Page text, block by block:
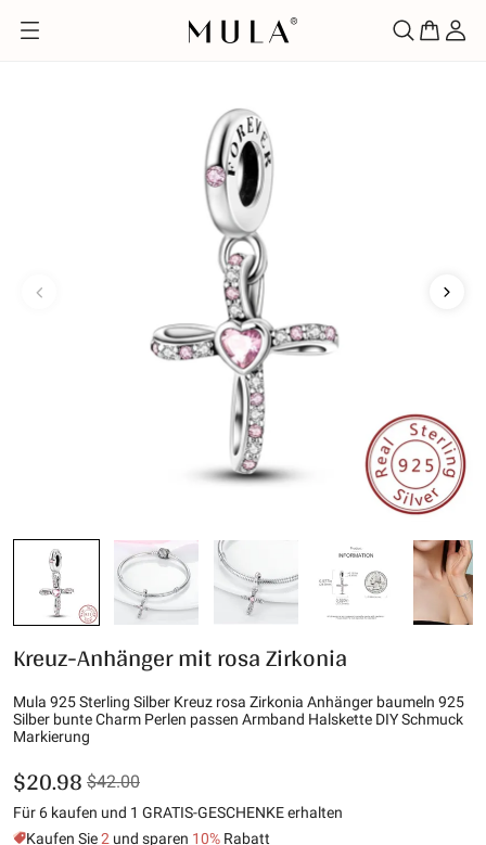
Kreuz-Anhänger mit rosa Zirkonia
Mula 925 Sterling Silber Kreuz rosa Zirkonia Anhänger baumeln 925
Silber bunte Charm Perlen passen Armband Halskette DIY Schmuck
Markierung
$20.98 $42.00
Für 6 kaufen und 1 GRATIS-GESCHENKE erhalten
Kaufen Sie2 und sparen 10% Rabatt